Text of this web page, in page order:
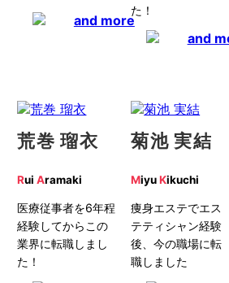
た！
荒巻 瑠衣
RuiAramaki
医療従事者を6年程
経験してからこの
業界に転職しまし
た！
菊池 実結
MiyuKikuchi
痩身エステでエス
テティシャン経験
後、今の職場に転
職しました